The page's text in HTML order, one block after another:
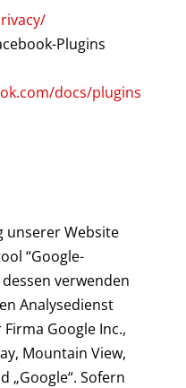
Plugins
docs/plugins
unserer Website
“Google-
verwenden
Analysedienst
Google Inc.,
Mountain View,
„Google“. Sofern